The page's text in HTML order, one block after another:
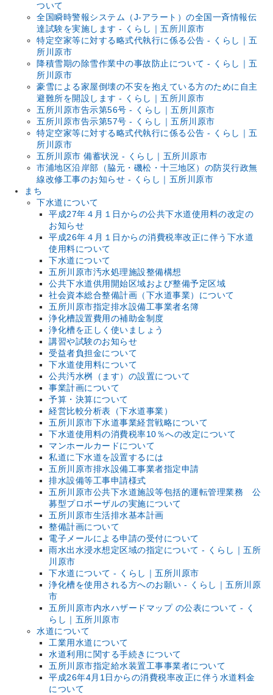
ついて
全国瞬時警報システム（J-アラート）の全国一斉情報伝
達試験を実施します - くらし｜五所川原市
特定空家等に対する略式代執行に係る公告 - くらし｜五
所川原市
降積雪期の除雪作業中の事故防止について - くらし｜五
所川原市
豪雪による家屋倒壊の不安を抱えている方のために自主
避難所を開設します - くらし｜五所川原市
五所川原市告示第56号 - くらし｜五所川原市
五所川原市告示第57号 - くらし｜五所川原市
特定空家等に対する略式代執行に係る公告 - くらし｜五
所川原市
五所川原市 備蓄状況 - くらし｜五所川原市
市浦地区沿岸部（脇元・磯松・十三地区）の防災行政無
線改修工事のお知らせ - くらし｜五所川原市
まち
下水道について
平成27年４月１日からの公共下水道使用料の改定の
お知らせ
平成26年４月１日からの消費税率改正に伴う下水道
使用料について
下水道について
五所川原市汚水処理施設整備構想
公共下水道供用開始区域および整備予定区域
社会資本総合整備計画（下水道事業）について
五所川原市指定排水設備工事業者名簿
浄化槽設置費用の補助金制度
浄化槽を正しく使いましょう
講習や試験のお知らせ
受益者負担金について
下水道使用料について
公共汚水桝（ます）の設置について
事業計画について
予算・決算について
経営比較分析表（下水道事業）
五所川原市下水道事業経営戦略について
下水道使用料の消費税率10％への改定について
マンホールカードについて
私道に下水道を設置するには
五所川原市排水設備工事業者指定申請
排水設備等工事申請様式
五所川原市公共下水道施設等包括的運転管理業務 公
募型プロポーザルの実施について
五所川原市生活排水基本計画
整備計画について
電子メールによる申請の受付について
雨水出水浸水想定区域の指定について - くらし｜五所
川原市
下水道について - くらし｜五所川原市
浄化槽を使用される方へのお願い - くらし｜五所川原
市
五所川原市内水ハザードマップ の公表について - く
らし｜五所川原市
水道について
工業用水道について
水道利用に関する手続きについて
五所川原市指定給水装置工事事業者について
平成26年4月1日からの消費税率改正に伴う水道料金
について